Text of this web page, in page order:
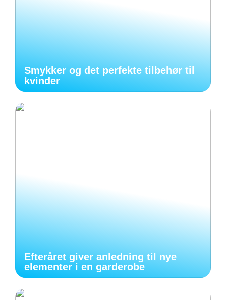
Smykker og det perfekte tilbehør til
kvinder
Efteråret giver anledning til nye
elementer i en garderobe